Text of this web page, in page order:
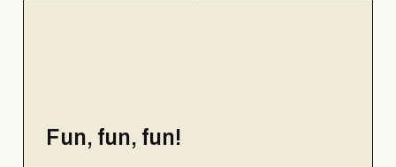
Fun, fun, fun!